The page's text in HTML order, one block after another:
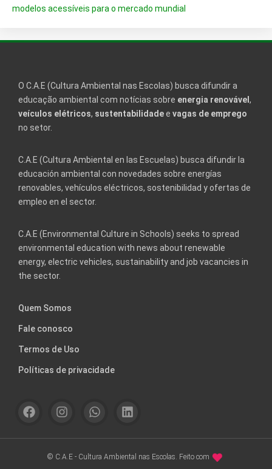
modelos acessíveis para o mercado mundial
O C.A.E (Cultura Ambiental nas Escolas) busca difundir a
educação ambiental com notícias sobre energia renovável,
veículos elétricos, sustentabilidadee vagas de emprego
no setor.
C.A.E (Cultura Ambiental en las Escuelas) busca difundir la
educación ambiental con novedades sobre energías
renovables, vehículos eléctricos, sostenibilidad y ofertas de
empleo en el sector.
C.A.E (Environmental Culture in Schools) seeks to spread
environmental education with news about renewable
energy, electric vehicles, sustainability and job vacancies in
the sector.
Quem Somos
Fale conosco
Termos de Uso
Políticas de privacidade
© C.A.E - Cultura Ambiental nas Escolas. Feito com